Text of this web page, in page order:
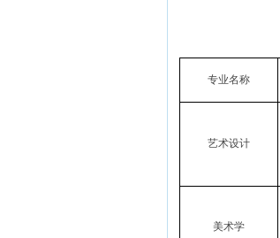
专业名称
艺术设计
美术学